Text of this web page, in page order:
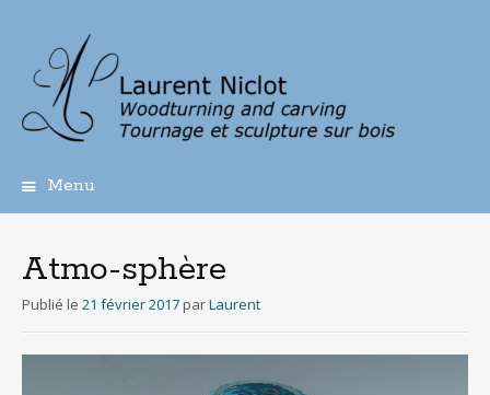
Menu
principal
Atmo-sphère
Publié le 21 février 2017 parLaurent